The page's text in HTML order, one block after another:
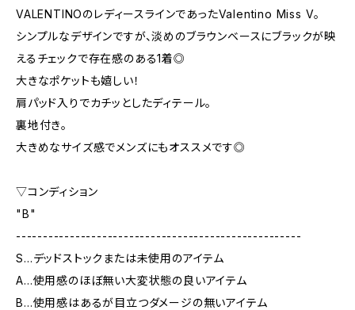
VALENTINOのレディースラインであったValentino Miss V。
シンプルなデザインですが、淡めのブラウンベースにブラックが映
えるチェックで存在感のある1着◎
大きなポケットも嬉しい！
肩パッド入りでカチッとしたディテール。
裏地付き。
大きめなサイズ感でメンズにもオススメです◎
▽コンディション
"B"
-----------------------------------------------------
S…デッドストックまたは未使用のアイテム
A…使用感のほぼ無い大変状態の良いアイテム
B…使用感はあるが目立つダメージの無いアイテム